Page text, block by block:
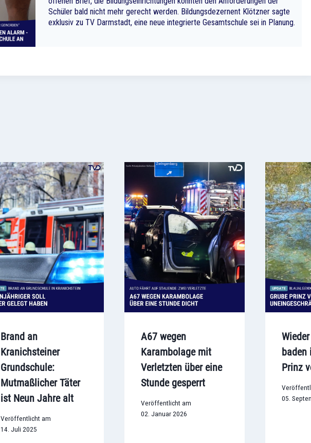
Schüler bald nicht mehr gerecht werden. Bildungsdezernent Klötzner sagte
exklusiv zu TV Darmstadt, eine neue integrierte Gesamtschule sei in Planung.
Brand an
Kranichsteiner
Grundschule:
Mutmaßlicher Täter
ist Neun Jahre alt
Veröffentlicht am
14. Juli 2025
A67 wegen
Karambolage mit
Verletzten über eine
Stunde gesperrt
Veröffentlicht am
02. Januar 2026
baden
Prinz
05.